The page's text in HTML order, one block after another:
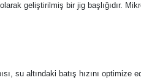
geliştirilmiş bir jig başlığıdır.
su altındaki batış hızını